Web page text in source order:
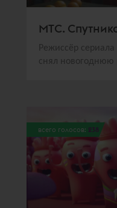
МТС.
Режиссёр
снял
всего голосов: 238